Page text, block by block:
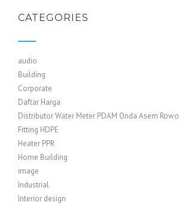
CATEGORIES
audio
Building
Corporate
Daftar Harga
Distributor Water Meter PDAM Onda Asem Rowo
Fitting HDPE
Heater PPR
Home Building
image
Industrial
Interior design